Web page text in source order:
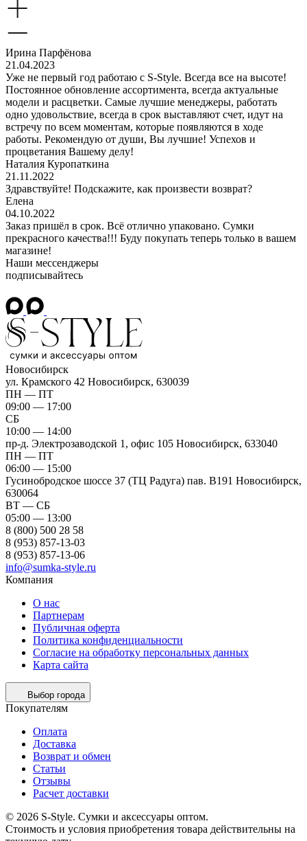
Ирина Парфёнова
21.04.2023
Уже не первый год работаю с S-Style. Всегда все на высоте!
Постоянное обновление ассортимента, всегда актуальные
модели и расцветки. Самые лучшие менеджеры, работать
одно удовольствие, всегда в срок выставляют счет, идут на
встречу по всем моментам, которые появляются в ходе
работы. Рекомендую от души, Вы лучшие! Успехов и
процветания Вашему делу!
Наталия Куропаткина
21.11.2022
Здравствуйте! Подскажите, как произвести возврат?
Елена
04.10.2022
Заказ пришёл в срок. Всё отлично упаковано. Сумки
прекрасного качества!!! Буду покупать теперь только в вашем
магазине!
Наши мессенджеры
подписывайтесь
Новосибирск
ул. Крамского 42 Новосибирск, 630039
ПН — ПТ
09:00 — 17:00
СБ
10:00 — 14:00
пр-д. Электрозаводской 1, офис 105 Новосибирск, 633040
ПН — ПТ
06:00 — 15:00
Гусинобродское шоссе 37 (ТЦ Радуга) пав. B191 Новосибирск,
630064
ВТ — СБ
05:00 — 13:00
8 (800) 500 28 58
8 (953) 857-13-03
8 (953) 857-13-06
info@sumka-style.ru
Компания
О нас
Партнерам
Публичная оферта
Политика конфиденциальности
Согласие на обработку персональных данных
Карта сайта
Выбор города
Покупателям
Оплата
Доставка
Возврат и обмен
Статьи
Отзывы
Расчет доставки
© 2026 S-Style. Сумки и аксессуары оптом.
Cтоимость и условия приобретения товара действительны на